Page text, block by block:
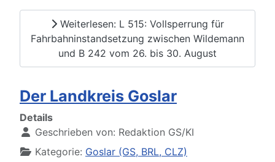
Weiterlesen: L 515: Vollsperrung für
Fahrbahninstandsetzung zwischen Wildemann
und B 242 vom 26. bis 30. August
Der Landkreis Goslar
Details
Geschrieben von: Redaktion GS/KI
Kategorie: Goslar (GS, BRL, CLZ)